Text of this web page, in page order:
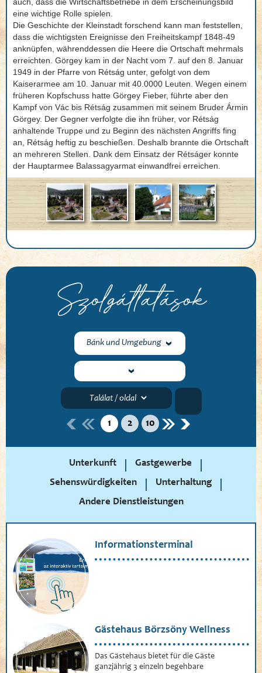
auch, dass die Wirtschaftsbetriebe in dem Erscheinungsbild
eine wichtige Rolle spielen.
Die Geschichte der Kleinstadt forschend kann man feststellen,
dass die wichtigsten Ereignisse den Freiheitskampf 1848-49
anknüpfen, währenddessen die Heere die Ortschaft mehrmals
erreichten. Görgey kam in der Nacht vom 7. auf den 8. Januar
1949 in der Pfarre von Rétság unter, gefolgt von dem
Kaiserarmee am 10. Januar mit 40.0000 Leuten. Wegen einem
früheren Kopfschuss hatte Görgey Fieber, führte aber den
Kampf von Vác bis Rétság zusammen mit seinem Bruder Ármin
Görgey. Der Gegner verfolgte die ihn früher, vor Rétság
anhaltende Truppe und zu Beginn des nächsten Angriffs fing
an, Rétság heftig zu beschießen. Deshalb brannte die Ortschaft
an mehreren Stellen. Dank dem Einsatz der Rétságer konnte
der Hauptarmee Balassagyarmat einwandfrei erreichen.
Szolgáltatások
Bánk und Umgebung
1 2 10
Unterkunft
Gastgewerbe
Sehenswürdigkeiten
Unterhaltung
Andere Dienstleistungen
Informationsterminal
Gästehaus Börzsöny Wellness
Das Gästehaus bietet für die Gäste
ganzjährig 3 einzeln begehbare